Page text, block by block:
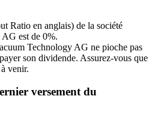
Ratio en anglais) de la société
est de 0%.
Technology AG ne pioche pas
son dividende. Assurez-vous que
venir.
versement du